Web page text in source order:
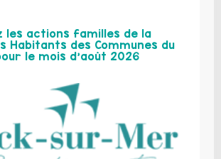
les actions familles de la
Habitants des Communes du
le mois d’août 2026